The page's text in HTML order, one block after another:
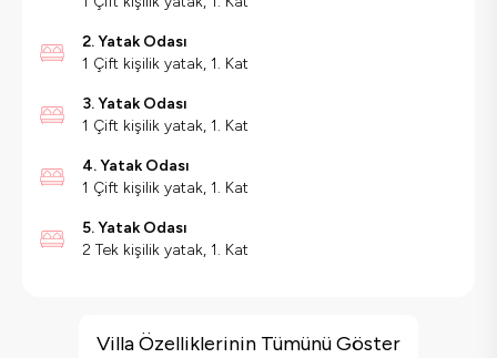
2. Yatak Odası
1 Çift kişilik yatak, 1. Kat
3. Yatak Odası
1 Çift kişilik yatak, 1. Kat
4. Yatak Odası
1 Çift kişilik yatak, 1. Kat
5. Yatak Odası
2 Tek kişilik yatak, 1. Kat
Deniz Manzarası
Villa Özelliklerinin Tümünü Göster